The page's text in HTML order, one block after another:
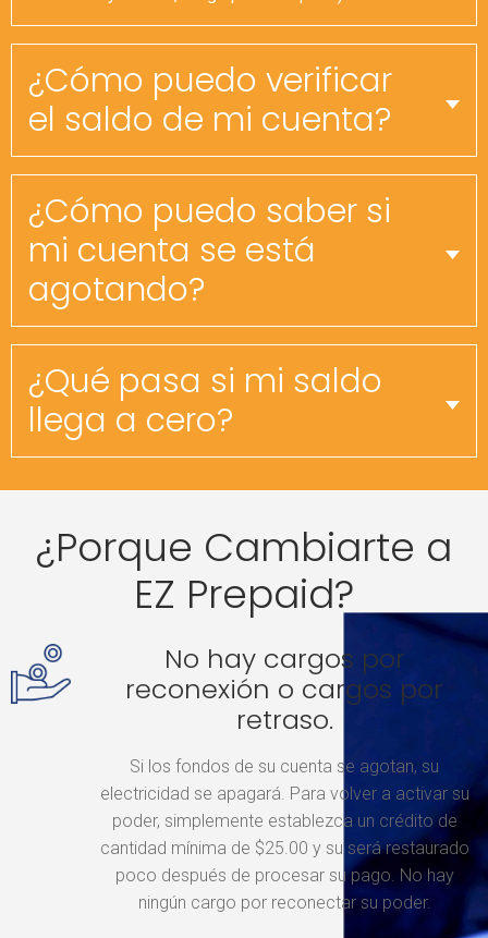
¿Cómo puedo verificar
el saldo de mi cuenta?
¿Cómo puedo saber si
mi cuenta se está
agotando?
¿Qué pasa si mi saldo
llega a cero?
¿Porque Cambiarte a
EZ Prepaid?
No hay cargos por
reconexión o cargos por
retraso.
Si los fondos de su cuenta se agotan, su
electricidad se apagará. Para volver a activar su
poder, simplemente establezca un crédito de
cantidad mínima de $25.00 y su será restaurado
poco después de procesar su pago. No hay
ningún cargo por reconectar su poder.